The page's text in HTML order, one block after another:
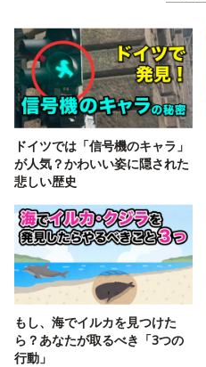
ドイツでは「信号機のキャラ」
が人気？かわいい姿に隠された
悲しい歴史
もし、海でイルカを見つけた
ら？あなたが取るべき「3つの
行動」